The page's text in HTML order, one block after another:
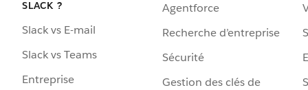
SLACK ?
Slack vs E-mail
Slack vs Teams
Entreprise
Agentforce
Recherche d’entreprise
Sécurité
Gestion des clés de